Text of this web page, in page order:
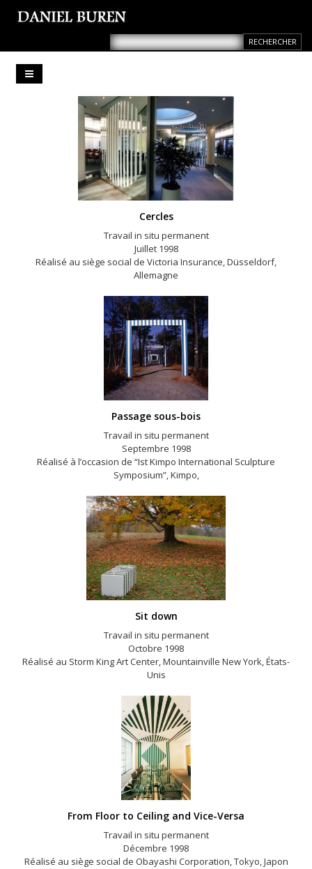
Cercles
Travail in situ permanent
Juillet 1998
Réalisé au siège social de Victoria Insurance, Düsseldorf,
Allemagne
Passage sous-bois
Travail in situ permanent
Septembre 1998
Réalisé à l’occasion de “Ist Kimpo International Sculpture
Symposium”, Kimpo,
Sit down
Travail in situ permanent
Octobre 1998
Réalisé au Storm King Art Center, Mountainville New York, États-
Unis
From Floor to Ceiling and Vice-Versa
Travail in situ permanent
Décembre 1998
Réalisé au siège social de Obayashi Corporation, Tokyo, Japon